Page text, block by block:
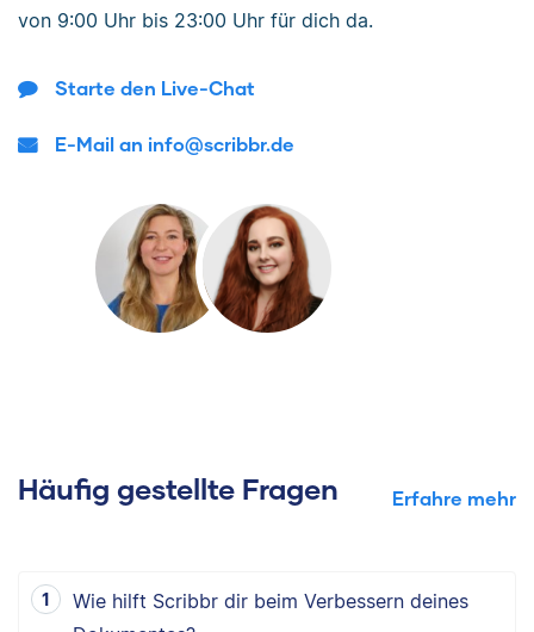
von 9:00 Uhr bis 23:00 Uhr für dich da.
Starte den Live-Chat
E-Mail an info@scribbr.de
Häufig gestellte Fragen Erfahre mehr
Wie hilft Scribbr dir beim Verbessern deines